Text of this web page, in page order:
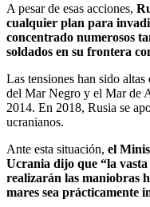
A pesar de esas acciones,
cualquier plan para
concentrado numerosos
soldados en su frontera
Las tensiones han sido
del Mar Negro y el Mar de
2014. En 2018, Rusia se
ucranianos.
Ante esta situación, el
Ucrania dijo que “la vasta
realizarán las maniobras
mares sea prácticamente